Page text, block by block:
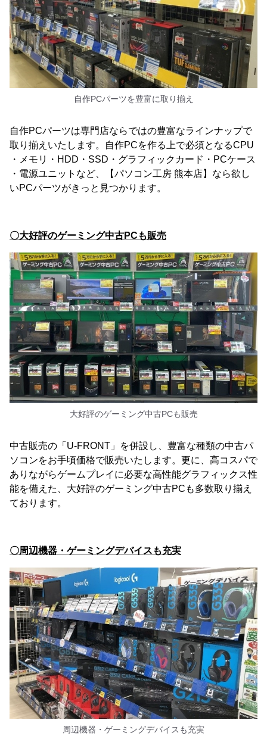
自作PCパーツを豊富に取り揃え
自作PCパーツは専門店ならではの豊富なラインナップで
取り揃えいたします。自作PCを作る上で必須となるCPU
・メモリ・HDD・SSD・グラフィックカード・PCケース
・電源ユニットなど、【パソコン工房 熊本店】なら欲し
いPCパーツがきっと見つかります。
〇大好評のゲーミング中古PCも販売
大好評のゲーミング中古PCも販売
中古販売の「U-FRONT」を併設し、豊富な種類の中古パ
ソコンをお手頃価格で販売いたします。更に、高コスパで
ありながらゲームプレイに必要な高性能グラフィックス性
能を備えた、大好評のゲーミング中古PCも多数取り揃え
ております。
〇周辺機器・ゲーミングデバイスも充実
周辺機器・ゲーミングデバイスも充実